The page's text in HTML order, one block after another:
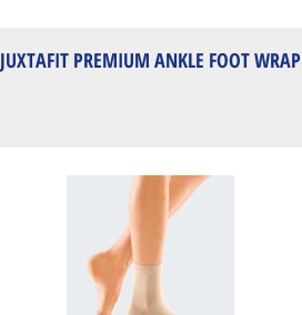
JUXTAFIT PREMIUM ANKLE FOOT WRAP